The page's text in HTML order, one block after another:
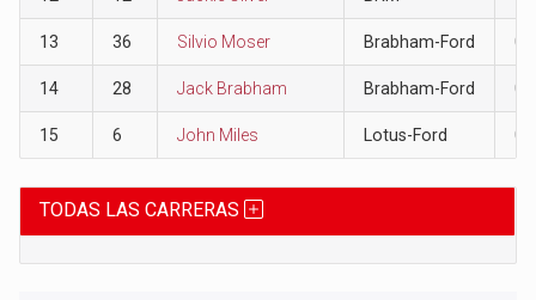
13 36 Silvio Moser Brabham-Ford 0
14 28 Jack Brabham Brabham-Ford 0
15 6 John Miles Lotus-Ford 0
TODAS LAS CARRERAS